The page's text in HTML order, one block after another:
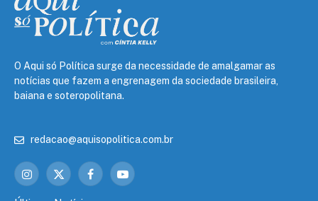
O Aqui só Política surge da necessidade de amalgamar as
notícias que fazem a engrenagem da sociedade brasileira,
baiana e soteropolitana.
redacao@aquisopolitica.com.br
Instagram
X
FacebookYouTube